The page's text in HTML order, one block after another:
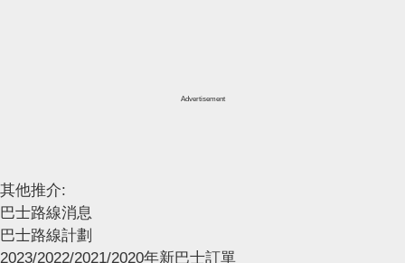
Advertisement
其他推介:
巴士路線消息
巴士路線計劃
2023/2022/2021/2020年新巴士訂單